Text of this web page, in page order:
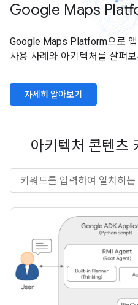
Google Maps
Google Maps Platform으로
사용 사례와 아키텍처를 살펴보
자세히 알아보기
아키텍처 콘텐츠